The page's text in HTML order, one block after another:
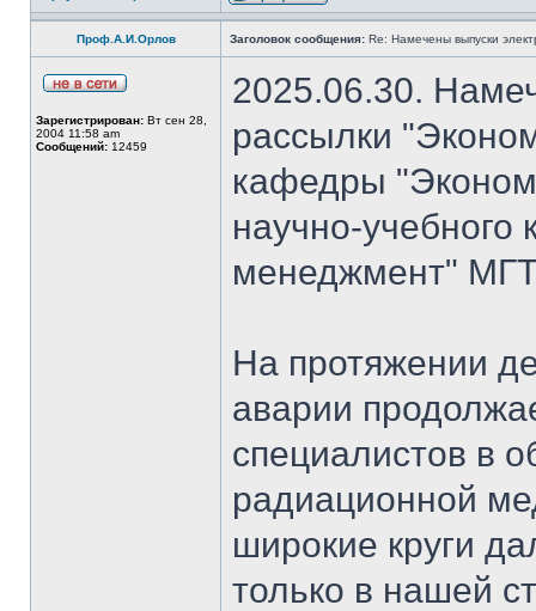
Проф.А.И.Орлов Заголовок сообщения: Re: Намечены выпуски
Зарегистрирован: Вт сен 28,
2004 11:58 am
Сообщений: 12459
2025.06.30.
рассылки
кафедры
научно-
менеджмент"
На протяжении
аварии
специалистов в
радиационной
широкие круги
только в нашей